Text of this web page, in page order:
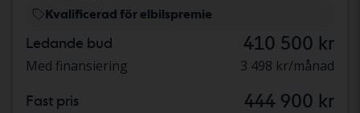
Kvalificerad för elbilspremie
Ledande bud 410 500 kr
Med finansiering 3 498 kr/månad
Fast pris 444 900 kr